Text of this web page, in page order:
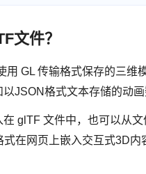
文件？
用 GL 传输格式保存的三维
JSON格式文本存储的动画
在 glTF 文件中，也可以从
式在网页上嵌入交互式3D内